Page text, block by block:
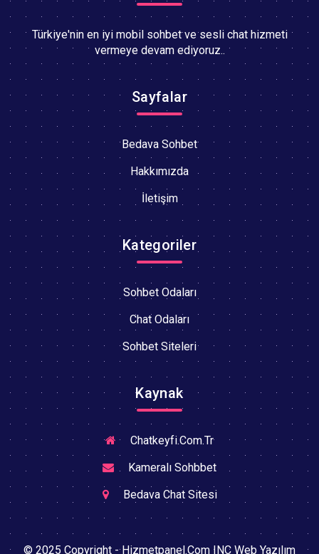
Türkiye'nin en iyi mobil sohbet ve sesli chat hizmeti
vermeye devam ediyoruz..
Sayfalar
Bedava Sohbet
Hakkımızda
İletişim
Kategoriler
Sohbet Odaları
Chat Odaları
Sohbet Siteleri
Kaynak
Chatkeyfi.Com.Tr
Kameralı Sohbbet
Bedava Chat Sitesi
© 2025 Copyright - Hizmetpanel.Com INC Web Yazılım